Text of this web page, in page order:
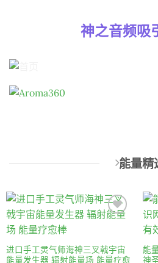
Add to
wishlist
进口手工灵气师海神三叉戟宇宙
能量发生器 辐射能量场 能量疗愈
棒
$773.14
能
神
放
$